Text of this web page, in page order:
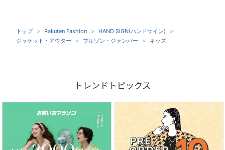
トップ Rakuten Fashion
HAND SIGN(ハンドサイン)
ジャケット・アウター
ブルゾン・ジャンパー キッズ
トレンドトピックス